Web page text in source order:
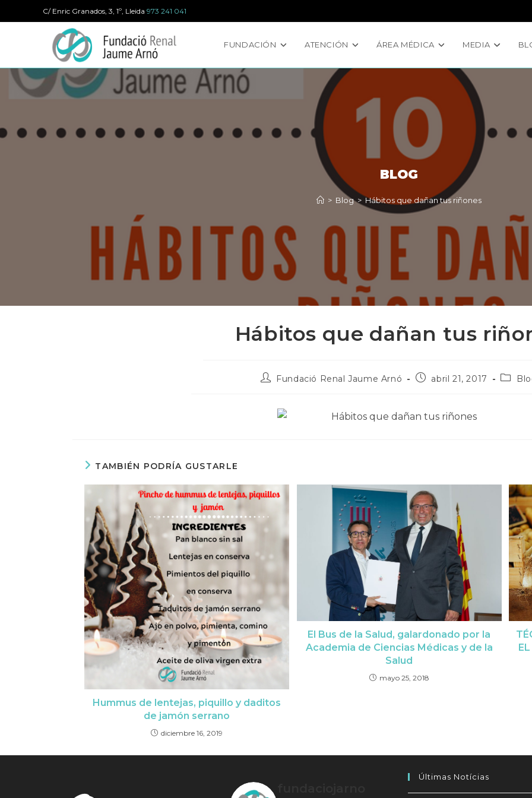
al
C/ Enric Granados, 3, 1º, Lleida 973 241 041
FUNDACIÓN ATENCIÓN ÁREA MÉDICA MEDIA
BLOG
> Blog > Hábitos que dañan tus riñones
Hábitos que dañan tus
Autor
entrada:
Fundació Renal Jaume Arnó
Publicación
abril 21, 2017
TAMBIÉN PODRÍA GUSTARLE
Hummus de lentejas, piquillo y daditos
de jamón serrano
diciembre 16, 2019
El Bus de la Salud, galardonado por la
Academia de Ciencias Médicas y de la
Salud
mayo 25, 2018
Últimas Notícias